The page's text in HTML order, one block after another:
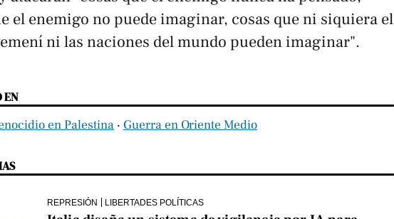
el enemigo no puede imaginar, cosas que ni siquiera el
ni las naciones del mundo pueden imaginar".
EN
en Palestina ‧ Guerra en Oriente Medio
REPRESIÓN LIBERTADES POLÍTICAS